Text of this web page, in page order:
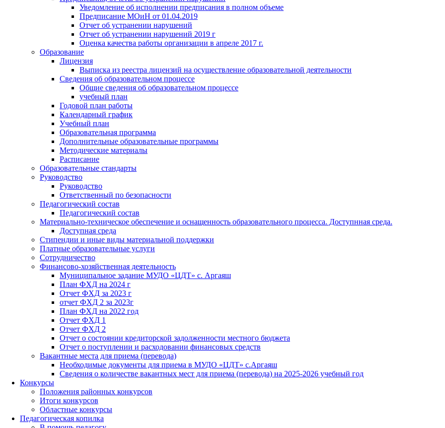
Уведомление об исполнении предписания в полном объеме
Предписание МОиН от 01.04.2019
Отчет об устранении нарушений
Отчет об устранении нарушений 2019 г
Оценка качества работы организации в апреле 2017 г.
Образование
Лицензия
Выписка из реестра лицензий на осуществление образовательной деятельности
Сведения об образовательном процессе
Общие сведения об образовательном процессе
учебный план
Годовой план работы
Календарный график
Учебный план
Образовательная программа
Дополнительные образовательные программы
Методические материалы
Расписание
Образовательные стандарты
Руководство
Руководство
Ответственный по безопасности
Педагогический состав
Педагогический состав
Материально-техническое обеспечение и оснащенность образовательного процесса. Доступнная среда.
Доступная среда
Стипендии и иные виды материальной поддержки
Платные образовательные услуги
Сотрудничество
Финансово-хозяйственная деятельность
Муниципальное задание МУДО «ЦДТ» с. Аргаяш
План ФХД на 2024 г
Отчет ФХД за 2023 г
отчет ФХД 2 за 2023г
План ФХД на 2022 год
Отчет ФХД 1
Отчет ФХД 2
Отчет о состоянии кредиторской задолженности местного бюджета
Отчет о поступлении и расходовании финансовых средств
Вакантные места для приема (перевода)
Необходимые документы для приема в МУДО «ЦДТ» с.Аргаяш
Сведения о количестве вакантных мест для приема (перевода) на 2025-2026 учебный год
Конкурсы
Положения районных конкурсов
Итоги конкурсов
Областные конкурсы
Педагогическая копилка